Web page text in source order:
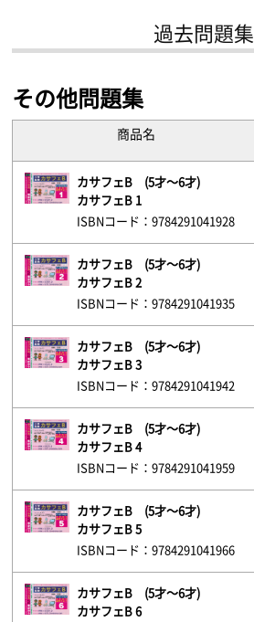
過去問題集
その他問題集
商品名
カサフェB (5才～6才)
カサフェB 1
ISBNコード：9784291041928
カサフェB (5才～6才)
カサフェB 2
ISBNコード：9784291041935
カサフェB (5才～6才)
カサフェB 3
ISBNコード：9784291041942
カサフェB (5才～6才)
カサフェB 4
ISBNコード：9784291041959
カサフェB (5才～6才)
カサフェB 5
ISBNコード：9784291041966
カサフェB (5才～6才)
カサフェB 6